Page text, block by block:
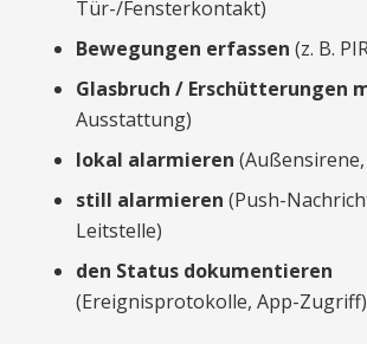
Tür-/Fensterkontakt)
Bewegungen erfassen (z. B.
Glasbruch / Erschütterungen
Ausstattung)
lokal alarmieren
still alarmieren (Push-
Leitstelle)
den Status dokumentieren
(Ereignisprotokolle, App-Zugriff)